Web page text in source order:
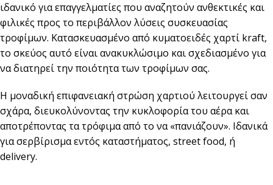
ιδανικό για επαγγελματίες που αναζητούν ανθεκτικές και
φιλικές προς το περιβάλλον λύσεις συσκευασίας
τροφίμων. Κατασκευασμένο από κυματοειδές χαρτί kraft,
το σκεύος αυτό είναι ανακυκλώσιμο και σχεδιασμένο για
να διατηρεί την ποιότητα των τροφίμων σας.
Η μοναδική επιφανειακή στρώση χαρτιού λειτουργεί σαν
σχάρα, διευκολύνοντας την κυκλοφορία του αέρα και
αποτρέποντας τα τρόφιμα από το να «πανιάζουν». Ιδανικά
για σερβίρισμα εντός καταστήματος, street food, ή
delivery.